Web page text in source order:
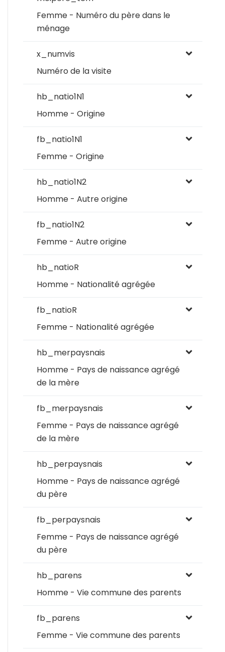
Femme - Numéro du père dans le
ménage
x_numvis
Numéro de la visite
hb_natio1N1
Homme - Origine
fb_natio1N1
Femme - Origine
hb_natio1N2
Homme - Autre origine
fb_natio1N2
Femme - Autre origine
hb_natioR
Homme - Nationalité agrégée
fb_natioR
Femme - Nationalité agrégée
hb_merpaysnais
Homme - Pays de naissance agrégé
de la mère
fb_merpaysnais
Femme - Pays de naissance agrégé
de la mère
hb_perpaysnais
Homme - Pays de naissance agrégé
du père
fb_perpaysnais
Femme - Pays de naissance agrégé
du père
hb_parens
Homme - Vie commune des parents
fb_parens
Femme - Vie commune des parents